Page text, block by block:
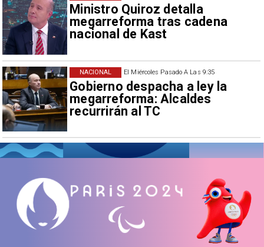
Ministro Quiroz detalla
megarreforma tras cadena
nacional de Kast
El Miércoles Pasado A Las 9:35
Gobierno despacha a ley la
megarreforma: Alcaldes
recurrirán al TC
NACIONAL